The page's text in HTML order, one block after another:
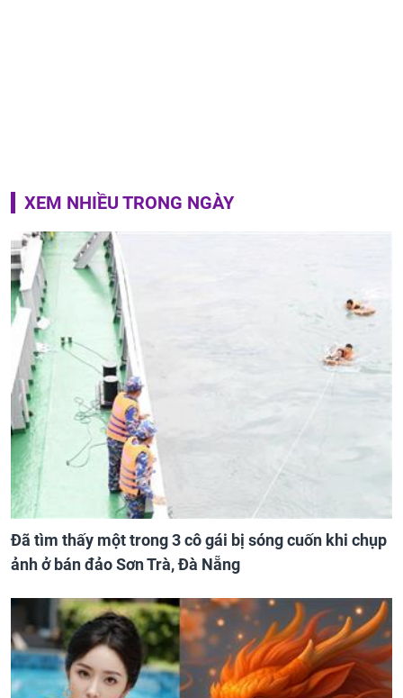
XEM NHIỀU TRONG NGÀY
Đã tìm thấy một trong 3 cô gái bị sóng cuốn khi chụp
ảnh ở bán đảo Sơn Trà, Đà Nẵng